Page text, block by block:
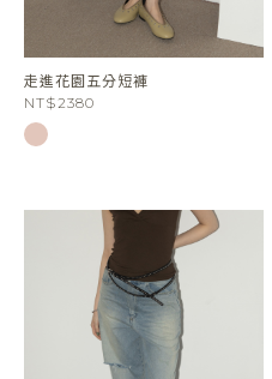
走進花園五分短褲
NT$2380